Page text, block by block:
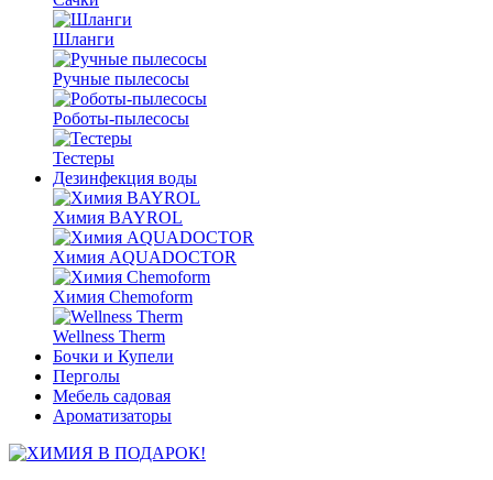
Шланги
Ручные пылесосы
Роботы-пылесосы
Тестеры
Дезинфекция воды
Химия BAYROL
Химия AQUADOCTOR
Химия Chemoform
Wellness Therm
Бочки и Купели
Перголы
Мебель садовая
Ароматизаторы